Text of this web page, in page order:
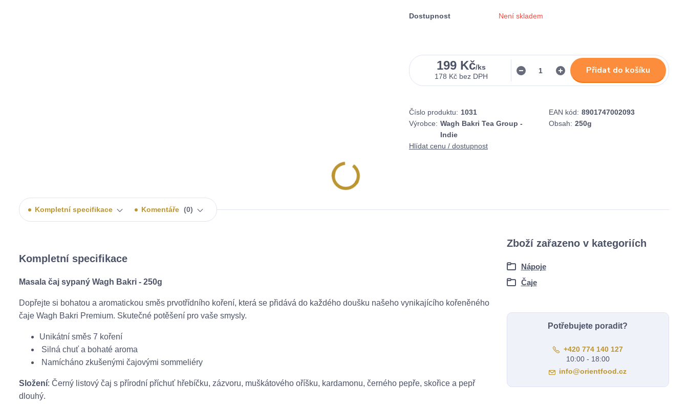
Dostupnost Není skladem
199 Kč/ks
178 Kč bez DPH
Přidat do košíku
Číslo produktu: 1031 EAN kód: 8901747002093
Výrobce: Wagh Bakri Tea Group -
Indie
Obsah: 250g
Hlídat cenu / dostupnost
Kompletní specifikace Komentáře 0
Kompletní specifikace
Masala čaj sypaný Wagh Bakri - 250g
Dopřejte si bohatou a aromatickou směs prvotřídního koření, která se přidává do každého doušku našeho vynikajícího kořeněného
čaje Wagh Bakri Premium. Skutečné potěšení pro vaše smysly.
Unikátní směs 7 koření
Silná chuť a bohaté aroma
Namícháno zkušenými čajovými sommeliéry
Složení: Černý listový čaj s přírodní příchuť hřebíčku, zázvoru, muškátového oříšku, kardamonu, černého pepře, skořice a pepř
dlouhý.
Zboží zařazeno v kategoriích
Nápoje
Čaje
Potřebujete poradit?
+420 774 140 127
10:00 - 18:00
info@orientfood.cz